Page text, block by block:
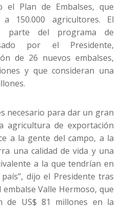
el Plan de Embalses, que
150.000 agricultores. El
parte del programa de
por el Presidente,
de 26 nuevos embalses,
y que consideran una
necesario para dar un gran
agricultura de exportación
a la gente del campo, a la
una calidad de vida y una
a la que tendrían en
dijo el Presidente tras
Valle Hermoso, que
de US$ 81 millones en la